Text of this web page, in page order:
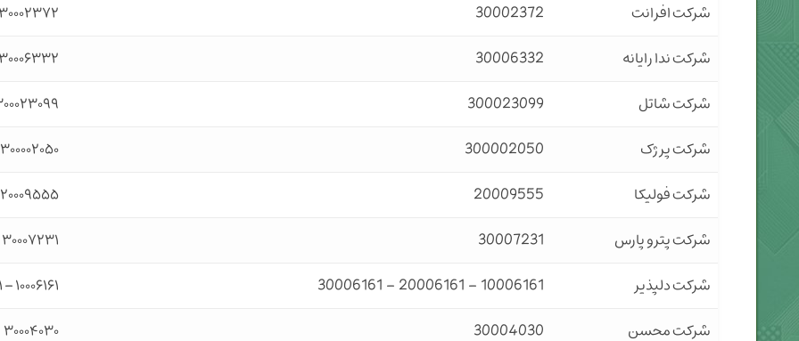
شرکت افرانت
30002372
شرکت ندا رایانه
30006332
شرکت شاتل
300023099
شرکت پرژک
300002050
۳۰۰۰۰۲۰۵۰
شرکت فولیکا
20009555
۲۰۰۰۹۵۵۵
شرکت پترو پارس
30007231
۳۰۰۰۷۲۳۱
شرکت دلپذیر
10006161 – 20006161 – 30006161
۱۰۰۰۶۱۶۱ – ۲۰۰۰۶۱۶۱ – ۳۰۰۰۶۱۶۱
شرکت محسن
30004030
۳۰۰۰۴۰۳۰